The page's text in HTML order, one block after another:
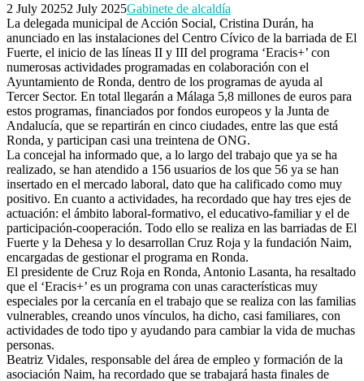
2 July 20252 July 2025Gabinete de alcaldía
La delegada municipal de Acción Social, Cristina Durán, ha
anunciado en las instalaciones del Centro Cívico de la barriada de El
Fuerte, el inicio de las líneas II y III del programa ‘Eracis+’ con
numerosas actividades programadas en colaboración con el
Ayuntamiento de Ronda, dentro de los programas de ayuda al
Tercer Sector. En total llegarán a Málaga 5,8 millones de euros para
estos programas, financiados por fondos europeos y la Junta de
Andalucía, que se repartirán en cinco ciudades, entre las que está
Ronda, y participan casi una treintena de ONG.
La concejal ha informado que, a lo largo del trabajo que ya se ha
realizado, se han atendido a 156 usuarios de los que 56 ya se han
insertado en el mercado laboral, dato que ha calificado como muy
positivo. En cuanto a actividades, ha recordado que hay tres ejes de
actuación: el ámbito laboral-formativo, el educativo-familiar y el de
participación-cooperación. Todo ello se realiza en las barriadas de El
Fuerte y la Dehesa y lo desarrollan Cruz Roja y la fundación Naim,
encargadas de gestionar el programa en Ronda.
El presidente de Cruz Roja en Ronda, Antonio Lasanta, ha resaltado
que el ‘Eracis+’ es un programa con unas características muy
especiales por la cercanía en el trabajo que se realiza con las familias
vulnerables, creando unos vínculos, ha dicho, casi familiares, con
actividades de todo tipo y ayudando para cambiar la vida de muchas
personas.
Beatriz Vidales, responsable del área de empleo y formación de la
asociación Naim, ha recordado que se trabajará hasta finales de